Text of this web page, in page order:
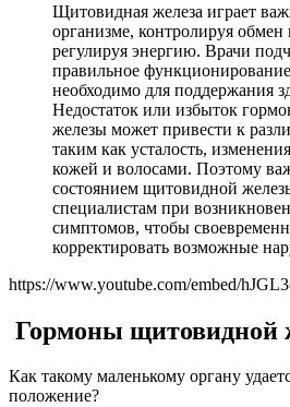
Щитовидная железа играет
организме, контролируя обмен
регулируя энергию. Врачи
правильное
необходимо для поддержания
Недостаток или избыток
железы может привести к
таким как усталость,
кожей и волосами. Поэтому
состоянием щитовидной
специалистам при
симптомов, чтобы
корректировать возможные
https://www.youtube.com/embed/
Гормоны щитовидной
Как такому маленькому органу
положение?